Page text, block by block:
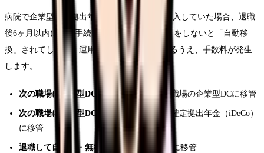
病院で企業型確定拠出年金（企業型DC）に加入していた場合、退職
後6ヶ月以内に移管手続きが必要です。手続きをしないと「自動移
換」されてしまい、運用ができない状態になるうえ、手数料が発生
します。
次の職場に企業型DCがある場合： 新しい職場の企業型DCに移管
次の職場に企業型DCがない場合： 個人型確定拠出年金（iDeCo）
に移管
退職して自営業・無職になる場合： iDeCoに移管